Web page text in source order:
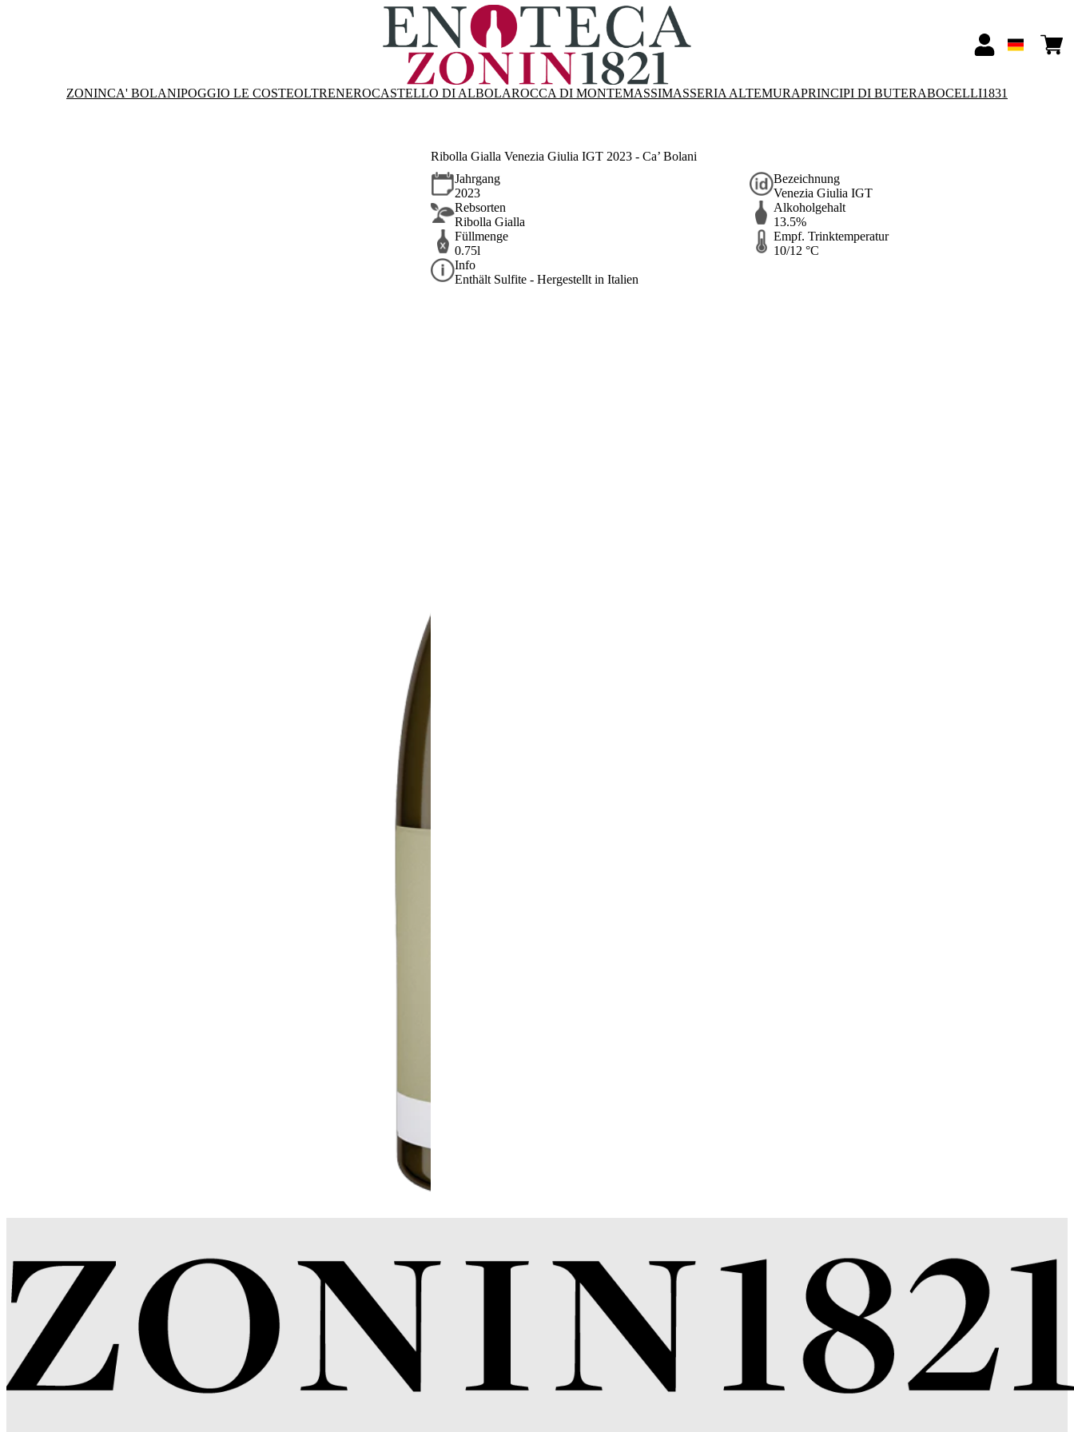
ZONINCA' BOLANIPOGGIO LE COSTEOLTRENEROCASTELLO DI ALBOLAROCCA DI MONTEMASSIMASSERIA ALTEMURAPRINCIPI DI BUTERABOCELLI1831
Ribolla Gialla Venezia Giulia IGT 2023 - Ca’ Bolani
Jahrgang
2023
Bezeichnung
Venezia Giulia IGT
Rebsorten
Ribolla Gialla
Alkoholgehalt
13.5%
Füllmenge
0.75l
Empf. Trinktemperatur
10/12 °C
Info
Enthält Sulfite - Hergestellt in Italien